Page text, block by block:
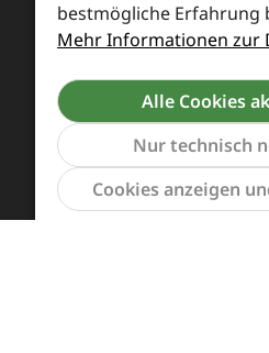
Zahlung und
Widerrufsrecht und
Händleranfragen
Alle Preise inkl. gesetzl.
bestmögliche Erfahrung
Mehr Informationen zur
Alle Cookies
Nur technisch
Cookies anzeigen